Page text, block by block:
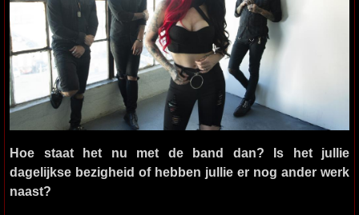
Hoe staat het nu met de band dan? Is het jullie
dagelijkse bezigheid of hebben jullie er nog ander werk
naast?